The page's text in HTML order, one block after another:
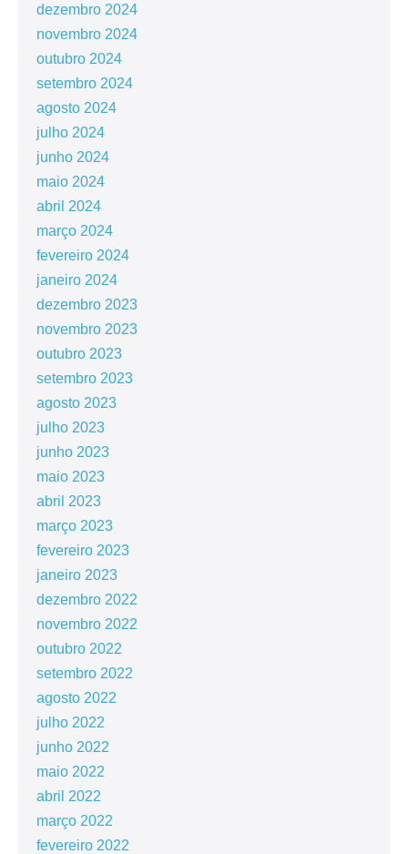
dezembro 2024
novembro 2024
outubro 2024
setembro 2024
agosto 2024
julho 2024
junho 2024
maio 2024
abril 2024
março 2024
fevereiro 2024
janeiro 2024
dezembro 2023
novembro 2023
outubro 2023
setembro 2023
agosto 2023
julho 2023
junho 2023
maio 2023
abril 2023
março 2023
fevereiro 2023
janeiro 2023
dezembro 2022
novembro 2022
outubro 2022
setembro 2022
agosto 2022
julho 2022
junho 2022
maio 2022
abril 2022
março 2022
fevereiro 2022